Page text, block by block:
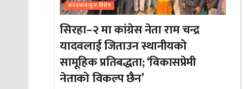
जनप्रभाबन्युज विशेष
सिरहा–२ मा कांग्रेस नेता राम चन्द्र
यादवलाई जिताउन स्थानीयको
सामूहिक प्रतिबद्धता; ‘विकासप्रेमी
नेताको विकल्प छैन’